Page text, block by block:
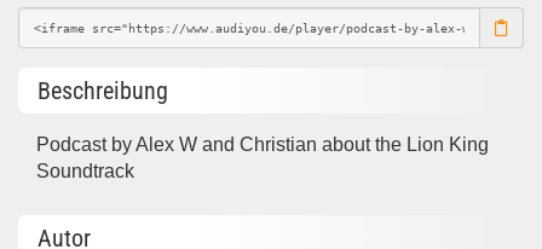
Beschreibung
Podcast by Alex W and Christian about the Lion King
Soundtrack
Autor